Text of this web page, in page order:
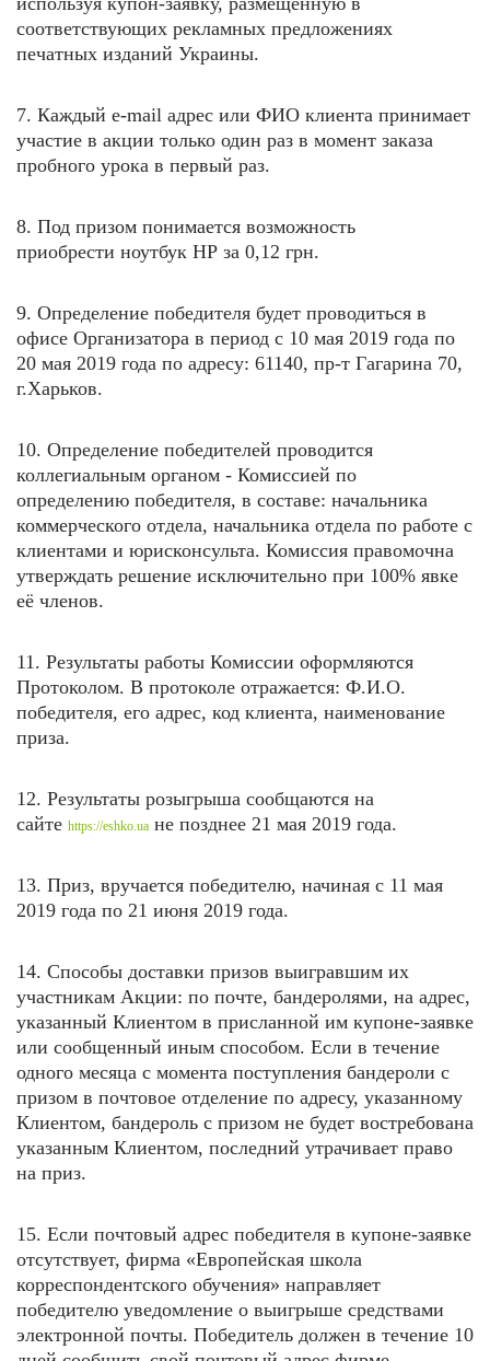
соответствующих рекламных предложениях
печатных изданий Украины.
7. Каждый e-mail адрес или ФИО клиента принимает
участие в акции только один раз в момент заказа
пробного урока в первый раз.
8. Под призом понимается возможность
приобрести ноутбук HP за 0,12 грн.
9. Определение победителя будет проводиться в
офисе Организатора в период с 10 мая 2019 года по
20 мая 2019 года по адресу: 61140, пр-т Гагарина 70,
г.Харьков.
10. Определение победителей проводится
коллегиальным органом - Комиссией по
определению победителя, в составе: начальника
коммерческого отдела, начальника отдела по работе с
клиентами и юрисконсульта. Комиссия правомочна
утверждать решение исключительно при 100% явке
её членов.
11. Результаты работы Комиссии оформляются
Протоколом. В протоколе отражается: Ф.И.О.
победителя, его адрес, код клиента, наименование
приза.
12. Результаты розыгрыша сообщаются на
сайте https://eshko.ua не позднее 21 мая 2019 года.
13. Приз, вручается победителю, начиная с 11 мая
2019 года по 21 июня 2019 года.
14. Способы доставки призов выигравшим их
участникам Акции: по почте, бандеролями, на адрес,
указанный Клиентом в присланной им купоне-заявке
или сообщенный иным способом. Если в течение
одного месяца с момента поступления бандероли с
призом в почтовое отделение по адресу, указанному
Клиентом, бандероль с призом не будет востребована
указанным Клиентом, последний утрачивает право
на приз.
15. Если почтовый адрес победителя в купоне-заявке
отсутствует, фирма «Европейская школа
корреспондентского обучения» направляет
победителю уведомление о выигрыше средствами
электронной почты. Победитель должен в течение 10